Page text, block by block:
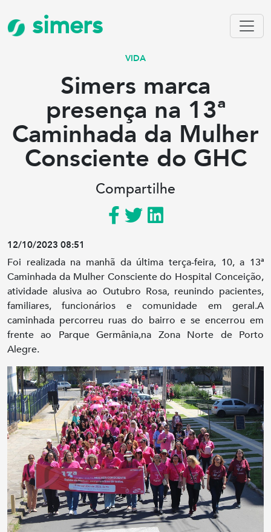
simers
VIDA
Simers marca
presença na 13ª
Caminhada da Mulher
Consciente do GHC
Compartilhe
12/10/2023 08:51
Foi realizada na manhã da última terça-feira, 10, a 13ª
Caminhada da Mulher Consciente do Hospital Conceição,
atividade alusiva ao Outubro Rosa, reunindo pacientes,
familiares, funcionários e comunidade em geral.A
caminhada percorreu ruas do bairro e se encerrou em
frente ao Parque Germânia,na Zona Norte de Porto
Alegre.